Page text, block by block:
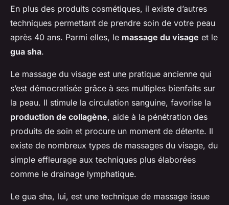
En plus des produits cosmétiques, il existe d’autres
techniques permettant de prendre soin de votre peau
après 40 ans. Parmi elles, le massage du visage et le
gua sha.
Le massage du visage est une pratique ancienne qui
s’est démocratisée grâce à ses multiples bienfaits sur
la peau. Il stimule la circulation sanguine, favorise la
production de collagène, aide à la pénétration des
produits de soin et procure un moment de détente. Il
existe de nombreux types de massages du visage, du
simple effleurage aux techniques plus élaborées
comme le drainage lymphatique.
Le gua sha, lui, est une technique de massage issue